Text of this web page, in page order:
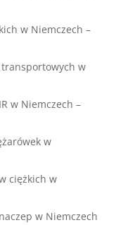
w Niemczech –
w
w Niemczech –
w
ciężkich w
w Niemczech